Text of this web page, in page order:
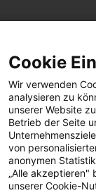
Cookie
Wir verwenden
analysieren zu
unserer Website
Betrieb der Seite
von
anonymen
„Alle akzeptieren"
unserer Cookie-